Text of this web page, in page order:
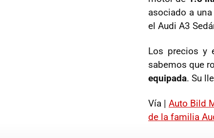
asociado a
el Audi A3
Los precios y
sabemos que
equipada. Su
Vía | Auto Bild
de la familia